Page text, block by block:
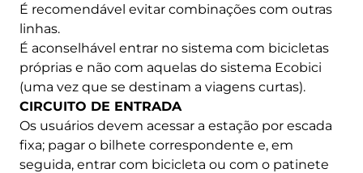
É recomendável evitar combinações com outras
linhas.
É aconselhável entrar no sistema com bicicletas
próprias e não com aquelas do sistema Ecobici
(uma vez que se destinam a viagens curtas).
CIRCUITO DE ENTRADA
Os usuários devem acessar a estação por escada
fixa; pagar o bilhete correspondente e, em
seguida, entrar com bicicleta ou com o patinete